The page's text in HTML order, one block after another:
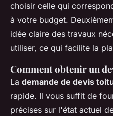
choisir celle qui
à votre budget.
idée claire des travaux
utiliser, ce qui facilite la
Comment obtenir un
La demande de devis
rapide. Il vous suffit de
précises sur l'état actuel